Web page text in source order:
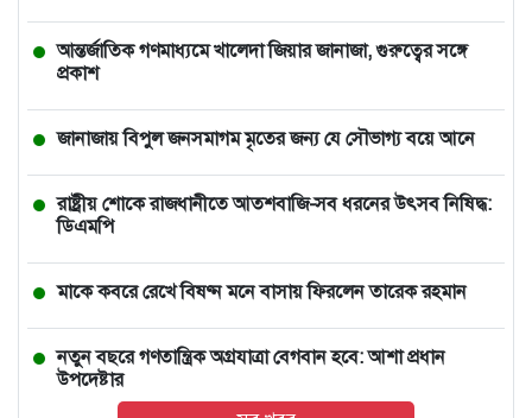
আন্তর্জাতিক গণমাধ্যমে খালেদা জিয়ার জানাজা, গুরুত্বের সঙ্গে
প্রকাশ
জানাজায় বিপুল জনসমাগম মৃতের জন্য যে সৌভাগ্য বয়ে আনে
রাষ্ট্রীয় শোকে রাজধানীতে আতশবাজি-সব ধরনের উৎসব নিষিদ্ধ:
ডিএমপি
মাকে কবরে রেখে বিষণ্ন মনে বাসায় ফিরলেন তারেক রহমান
নতুন বছরে গণতান্ত্রিক অগ্রযাত্রা বেগবান হবে: আশা প্রধান
উপদেষ্টার